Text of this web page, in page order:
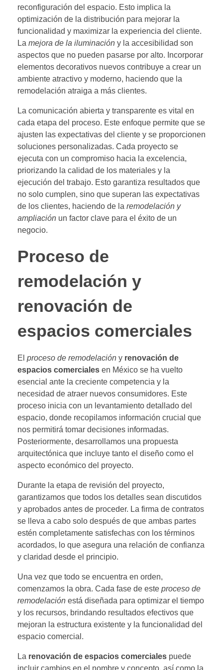
reconfiguración del espacio. Esto implica la
optimización de la distribución para mejorar la
funcionalidad y maximizar la experiencia del cliente.
La mejora de la iluminación y la accesibilidad son
aspectos que no pueden pasarse por alto. Incorporar
elementos decorativos nuevos contribuye a crear un
ambiente atractivo y moderno, haciendo que la
remodelación atraiga a más clientes.
La comunicación abierta y transparente es vital en
cada etapa del proceso. Este enfoque permite que se
ajusten las expectativas del cliente y se proporcionen
soluciones personalizadas. Cada proyecto se
ejecuta con un compromiso hacia la excelencia,
priorizando la calidad de los materiales y la
ejecución del trabajo. Esto garantiza resultados que
no solo cumplen, sino que superan las expectativas
de los clientes, haciendo de la remodelación y
ampliación un factor clave para el éxito de un
negocio.
Proceso de
remodelación y
renovación de
espacios comerciales
El proceso de remodelación y renovación de
espacios comerciales en México se ha vuelto
esencial ante la creciente competencia y la
necesidad de atraer nuevos consumidores. Este
proceso inicia con un levantamiento detallado del
espacio, donde recopilamos información crucial que
nos permitirá tomar decisiones informadas.
Posteriormente, desarrollamos una propuesta
arquitectónica que incluye tanto el diseño como el
aspecto económico del proyecto.
Durante la etapa de revisión del proyecto,
garantizamos que todos los detalles sean discutidos
y aprobados antes de proceder. La firma de contratos
se lleva a cabo solo después de que ambas partes
estén completamente satisfechas con los términos
acordados, lo que asegura una relación de confianza
y claridad desde el principio.
Una vez que todo se encuentra en orden,
comenzamos la obra. Cada fase de este proceso de
remodelación está diseñada para optimizar el tiempo
y los recursos, brindando resultados efectivos que
mejoran la estructura existente y la funcionalidad del
espacio comercial.
La renovación de espacios comerciales puede